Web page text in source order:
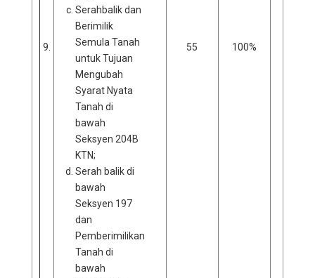
9.
Serahbalik dan
Berimilik
Semula Tanah
untuk Tujuan
Mengubah
Syarat Nyata
Tanah di
bawah
Seksyen 204B
KTN;
Serah balik di
bawah
Seksyen 197
dan
Pemberimilikan
Tanah di
bawah
55 100%